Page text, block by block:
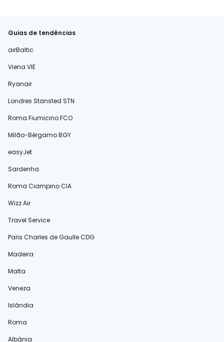
Guias de tendências
airBaltic
Viena VIE
Ryanair
Londres Stansted STN
Roma Fiumicino FCO
Milão-Bérgamo BGY
easyJet
Sardenha
Roma Ciampino CIA
Wizz Air
Travel Service
Paris Charles de Gaulle CDG
Madeira
Malta
Veneza
Islândia
Roma
Albânia